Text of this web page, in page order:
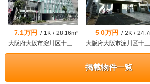
7.1万円 / 1K / 28.16m²
大阪府大阪市淀川区十三本町１
5.0万円 / 2K /
掲載物件一覧